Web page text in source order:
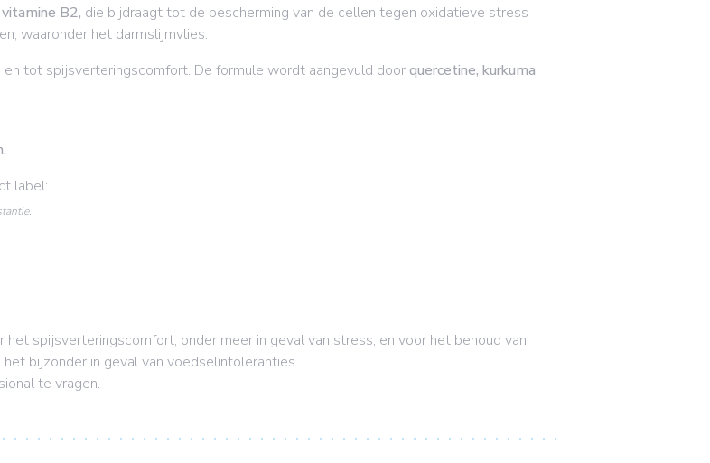
vitamine B2, die bijdraagt tot de bescherming van de cellen tegen oxidatieve stress
waaronder het darmslijmvlies.
tot spijsverteringscomfort. De formule wordt aangevuld doorquercetine, kurkuma
label:
het spijsverteringscomfort, onder meer in geval van stress, en voor het behoud van
bijzonder in geval van voedselintoleranties.
te vragen.